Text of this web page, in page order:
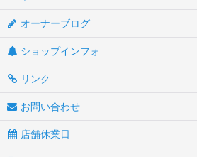
オーナーブログ
ショップインフォ
リンク
お問い合わせ
店舗休業日